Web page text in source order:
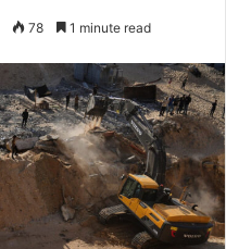
78 1 minute read